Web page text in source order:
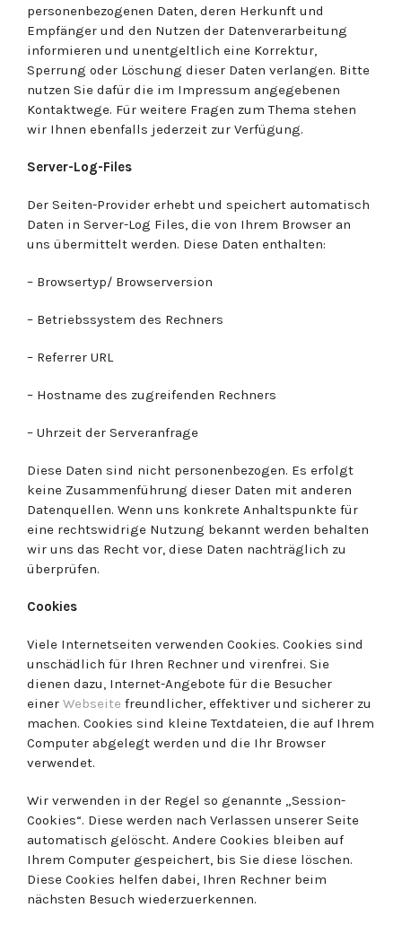
personenbezogenen Daten, deren Herkunft und
Empfänger und den Nutzen der Datenverarbeitung
informieren und unentgeltlich eine Korrektur,
Sperrung oder Löschung dieser Daten verlangen. Bitte
nutzen Sie dafür die im Impressum angegebenen
Kontaktwege. Für weitere Fragen zum Thema stehen
wir Ihnen ebenfalls jederzeit zur Verfügung.
Server-Log-Files
Der Seiten-Provider erhebt und speichert automatisch
Daten in Server-Log Files, die von Ihrem Browser an
uns übermittelt werden. Diese Daten enthalten:
– Browsertyp/ Browserversion
– Betriebssystem des Rechners
– Referrer URL
– Hostname des zugreifenden Rechners
– Uhrzeit der Serveranfrage
Diese Daten sind nicht personenbezogen. Es erfolgt
keine Zusammenführung dieser Daten mit anderen
Datenquellen. Wenn uns konkrete Anhaltspunkte für
eine rechtswidrige Nutzung bekannt werden behalten
wir uns das Recht vor, diese Daten nachträglich zu
überprüfen.
Cookies
Viele Internetseiten verwenden Cookies. Cookies sind
unschädlich für Ihren Rechner und virenfrei. Sie
dienen dazu, Internet-Angebote für die Besucher
einer Webseite freundlicher, effektiver und sicherer zu
machen. Cookies sind kleine Textdateien, die auf Ihrem
Computer abgelegt werden und die Ihr Browser
verwendet.
Wir verwenden in der Regel so genannte „Session-
Cookies“. Diese werden nach Verlassen unserer Seite
automatisch gelöscht. Andere Cookies bleiben auf
Ihrem Computer gespeichert, bis Sie diese löschen.
Diese Cookies helfen dabei, Ihren Rechner beim
nächsten Besuch wiederzuerkennen.